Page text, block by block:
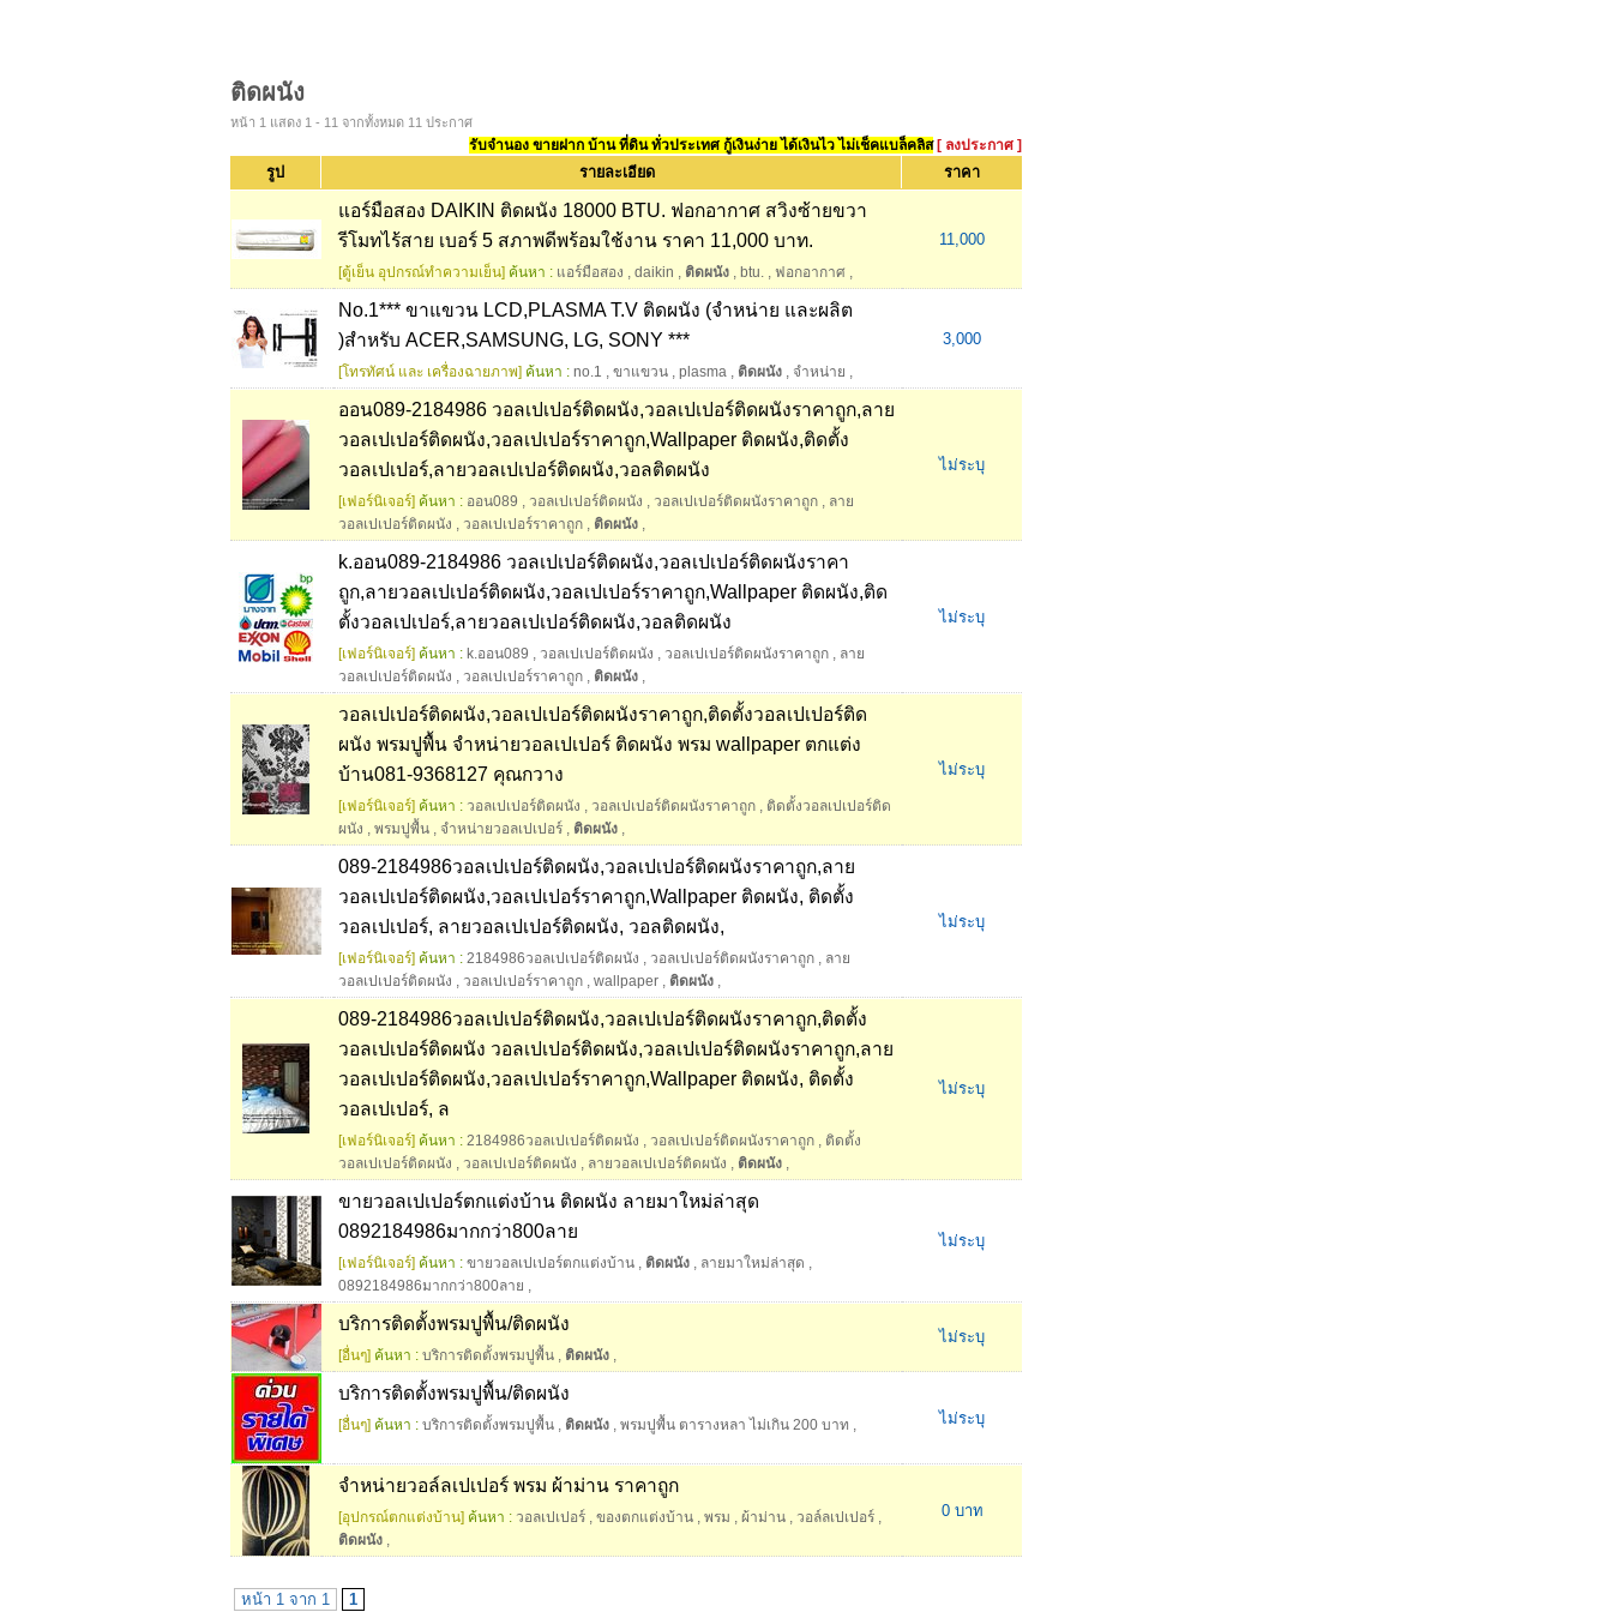
ติดผนัง
หน้า 1 แสดง 1 - 11 จากทั้งหมด 11 ประกาศ
รับจำนอง ขายฝาก บ้าน ที่ดิน ทั่วประเทศ กู้เงินง่าย ได้เงินไว ไม่เช็คแบล็คลิส [ ลงประกาศ ]
รูป รายละเอียด ราคา
แอร์มือสอง DAIKIN ติดผนัง 18000 BTU. ฟอกอากาศ สวิงซ้ายขวา
รีโมทไร้สาย เบอร์ 5 สภาพดีพร้อมใช้งาน ราคา 11,000 บาท.
[ตู้เย็น อุปกรณ์ทำความเย็น] ค้นหา : แอร์มือสอง , daikin , ติดผนัง , btu. , ฟอกอากาศ ,
11,000
No.1*** ขาแขวน LCD,PLASMA T.V ติดผนัง (จำหน่าย และผลิต
)สำหรับ ACER,SAMSUNG, LG, SONY ***
[โทรทัศน์ และ เครื่องฉายภาพ] ค้นหา : no.1 , ขาแขวน , plasma , ติดผนัง , จำหน่าย ,
3,000
ออน089-2184986 วอลเปเปอร์ติดผนัง,วอลเปเปอร์ติดผนังราคาถูก,ลาย
วอลเปเปอร์ติดผนัง,วอลเปเปอร์ราคาถูก,Wallpaper ติดผนัง,ติดตั้ง
วอลเปเปอร์,ลายวอลเปเปอร์ติดผนัง,วอลติดผนัง
[เฟอร์นิเจอร์] ค้นหา : ออน089 , วอลเปเปอร์ติดผนัง , วอลเปเปอร์ติดผนังราคาถูก , ลาย
วอลเปเปอร์ติดผนัง , วอลเปเปอร์ราคาถูก , ติดผนัง ,
ไม่ระบุ
k.ออน089-2184986 วอลเปเปอร์ติดผนัง,วอลเปเปอร์ติดผนังราคา
ถูก,ลายวอลเปเปอร์ติดผนัง,วอลเปเปอร์ราคาถูก,Wallpaper ติดผนัง,ติด
ตั้งวอลเปเปอร์,ลายวอลเปเปอร์ติดผนัง,วอลติดผนัง
[เฟอร์นิเจอร์] ค้นหา : k.ออน089 , วอลเปเปอร์ติดผนัง , วอลเปเปอร์ติดผนังราคาถูก , ลาย
วอลเปเปอร์ติดผนัง , วอลเปเปอร์ราคาถูก , ติดผนัง ,
ไม่ระบุ
วอลเปเปอร์ติดผนัง,วอลเปเปอร์ติดผนังราคาถูก,ติดตั้งวอลเปเปอร์ติด
ผนัง พรมปูพื้น จำหน่ายวอลเปเปอร์ ติดผนัง พรม wallpaper ตกแต่ง
บ้าน081-9368127 คุณกวาง
[เฟอร์นิเจอร์] ค้นหา : วอลเปเปอร์ติดผนัง , วอลเปเปอร์ติดผนังราคาถูก , ติดตั้งวอลเปเปอร์ติด
ผนัง , พรมปูพื้น , จำหน่ายวอลเปเปอร์ , ติดผนัง ,
ไม่ระบุ
089-2184986วอลเปเปอร์ติดผนัง,วอลเปเปอร์ติดผนังราคาถูก,ลาย
วอลเปเปอร์ติดผนัง,วอลเปเปอร์ราคาถูก,Wallpaper ติดผนัง, ติดตั้ง
วอลเปเปอร์, ลายวอลเปเปอร์ติดผนัง, วอลติดผนัง,
[เฟอร์นิเจอร์] ค้นหา : 2184986วอลเปเปอร์ติดผนัง , วอลเปเปอร์ติดผนังราคาถูก , ลาย
วอลเปเปอร์ติดผนัง , วอลเปเปอร์ราคาถูก , wallpaper , ติดผนัง ,
ไม่ระบุ
089-2184986วอลเปเปอร์ติดผนัง,วอลเปเปอร์ติดผนังราคาถูก,ติดตั้ง
วอลเปเปอร์ติดผนัง วอลเปเปอร์ติดผนัง,วอลเปเปอร์ติดผนังราคาถูก,ลาย
วอลเปเปอร์ติดผนัง,วอลเปเปอร์ราคาถูก,Wallpaper ติดผนัง, ติดตั้ง
วอลเปเปอร์, ล
[เฟอร์นิเจอร์] ค้นหา : 2184986วอลเปเปอร์ติดผนัง , วอลเปเปอร์ติดผนังราคาถูก , ติดตั้ง
วอลเปเปอร์ติดผนัง , วอลเปเปอร์ติดผนัง , ลายวอลเปเปอร์ติดผนัง , ติดผนัง ,
ไม่ระบุ
ขายวอลเปเปอร์ตกแต่งบ้าน ติดผนัง ลายมาใหม่ล่าสุด
0892184986มากกว่า800ลาย
[เฟอร์นิเจอร์] ค้นหา : ขายวอลเปเปอร์ตกแต่งบ้าน , ติดผนัง , ลายมาใหม่ล่าสุด ,
0892184986มากกว่า800ลาย ,
ไม่ระบุ
บริการติดตั้งพรมปูพื้น/ติดผนัง
[อื่นๆ] ค้นหา : บริการติดตั้งพรมปูพื้น , ติดผนัง ,
ไม่ระบุ
บริการติดตั้งพรมปูพื้น/ติดผนัง
[อื่นๆ] ค้นหา : บริการติดตั้งพรมปูพื้น , ติดผนัง , พรมปูพื้น ตารางหลา ไม่เกิน 200 บาท , ไม่ระบุ
จำหน่ายวอล์ลเปเปอร์ พรม ผ้าม่าน ราคาถูก
[อุปกรณ์ตกแต่งบ้าน] ค้นหา : วอลเปเปอร์ , ของตกแต่งบ้าน , พรม , ผ้าม่าน , วอล์ลเปเปอร์ ,
ติดผนัง ,
0 บาท
หน้า 1 จาก 1 1